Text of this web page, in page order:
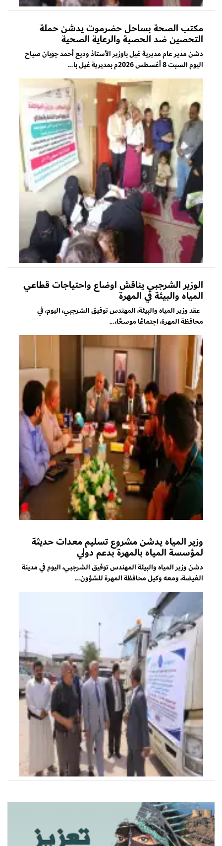
مكتب الصحة بساحل حضرموت يدشن حملة
التحصين ضد الحصبة والرعاية الصحية
دشن مدير عام مديرية غيل باوزير الأستاذ وديع أحمد جوبان صباح
اليوم السبت 8 أغسطس 2026م بمديرية غيل با...
الوزير الشرجبي يناقش اوضاع واحتياجات قطاعي
المياه والبيئة في المهرة
عقد وزير المياه والبيئة، المهندس توفيق الشرجبي، اليوم، في
محافظة المهرة، اجتماعًا موسعًا،...
وزير المياه يدشن مشروع تسليم معدات حديثة
لمؤسسة المياه بالمهرة بدعم دولي
دشن وزير المياه والبيئة المهندس توفيق الشرجبي، اليوم في مدينة
الغيضة، ومعه وكيل محافظة المهرة للشؤون...